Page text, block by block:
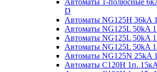
D
Автоматы NG125H 36kA
Автоматы NG125L 50kA
Автоматы NG125L 50kA 1
Автоматы NG125L 50kA
Автоматы NG125N 25kA
Автоматы С120H 1п.